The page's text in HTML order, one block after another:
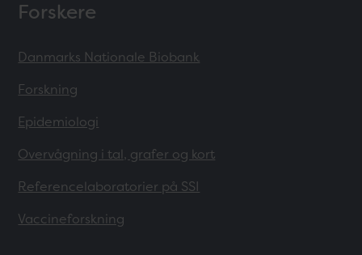
Forskere
Danmarks Nationale Biobank
Forskning
Epidemiologi
Overvågning i tal, grafer og kort
Referencelaboratorier på SSI
Vaccineforskning